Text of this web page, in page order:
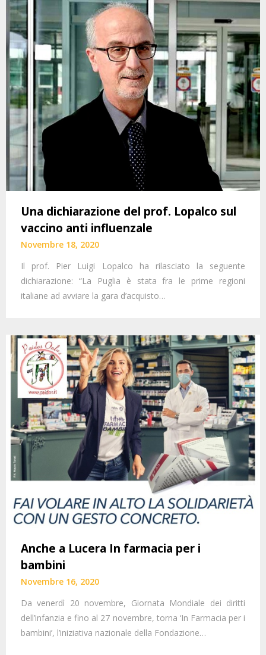
Una dichiarazione del prof. Lopalco sul
vaccino anti influenzale
Novembre 18, 2020
Il prof. Pier Luigi Lopalco ha rilasciato la seguente
dichiarazione: “La Puglia è stata fra le prime regioni
italiane ad avviare la gara d’acquisto…
Anche a Lucera In farmacia per i
bambini
Novembre 16, 2020
Da venerdì 20 novembre, Giornata Mondiale dei diritti
dell’infanzia e fino al 27 novembre, torna ‘In Farmacia per i
bambini’, l’iniziativa nazionale della Fondazione…